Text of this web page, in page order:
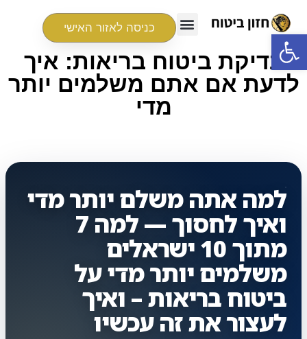
פתח סרגל נגישות כניסה לאזור האישי
בדיקת ביטוח בריאות: איך
לדעת אם אתם משלמים יותר
מדי
למה אתה משלם יותר מדי
ואיך לחסוך — למה 7
מתוך 10 ישראלים
משלמים יותר מדי על
ביטוח בריאות – ואיך
לעצור את זה עכשיו